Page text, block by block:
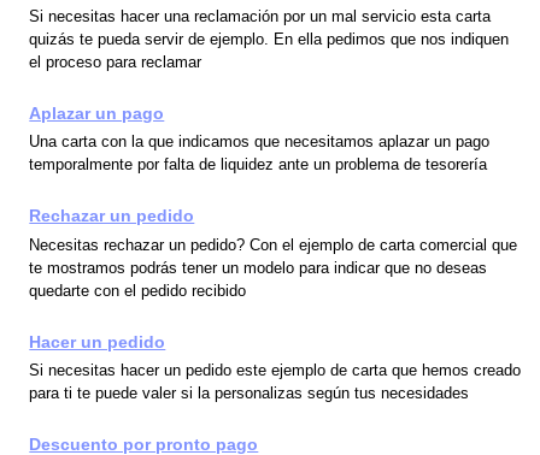
Si necesitas hacer una reclamación por un mal servicio esta carta
quizás te pueda servir de ejemplo. En ella pedimos que nos indiquen
el proceso para reclamar
Aplazar un pago
Una carta con la que indicamos que necesitamos aplazar un pago
temporalmente por falta de liquidez ante un problema de tesorería
Rechazar un pedido
Necesitas rechazar un pedido? Con el ejemplo de carta comercial que
te mostramos podrás tener un modelo para indicar que no deseas
quedarte con el pedido recibido
Hacer un pedido
Si necesitas hacer un pedido este ejemplo de carta que hemos creado
para ti te puede valer si la personalizas según tus necesidades
Descuento por pronto pago